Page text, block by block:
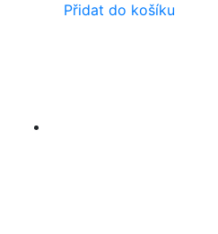
Přidat do košíku